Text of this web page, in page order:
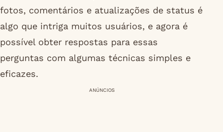
fotos, comentários e atualizações de status é
algo que intriga muitos usuários, e agora é
possível obter respostas para essas
perguntas com algumas técnicas simples e
eficazes.
ANÚNCIOS